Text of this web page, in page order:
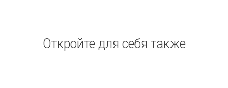
Откройте для себя также